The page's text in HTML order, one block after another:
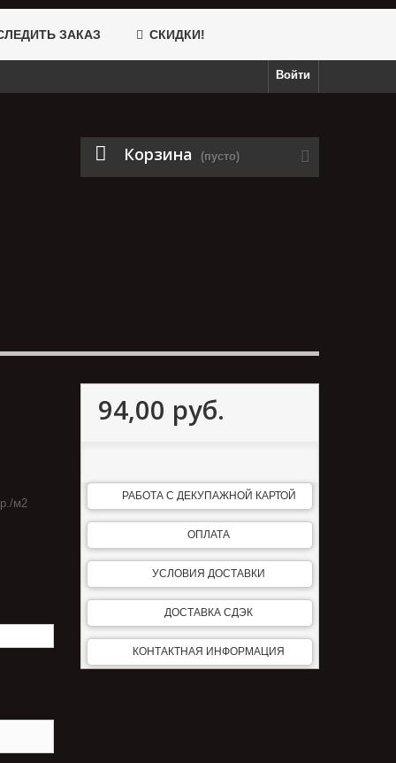
ЗАКАЗ СКИДКИ!
Войти
Корзина (пусто)
м2
94,00 руб.
РАБОТА С ДЕКУПАЖНОЙ КАРТОЙ
ОПЛАТА
УСЛОВИЯ ДОСТАВКИ
ДОСТАВКА СДЭК
КОНТАКТНАЯ ИНФОРМАЦИЯ